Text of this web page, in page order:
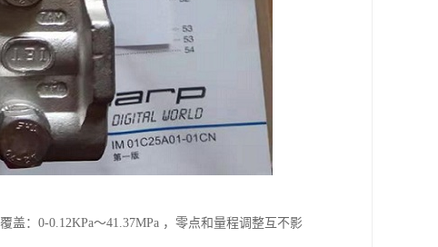
：0-0.12KPa～41.37MPa ，零点和量程调整互不影